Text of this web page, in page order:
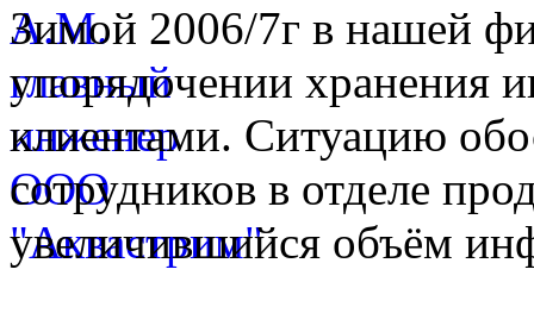
Зимой 2006/7г в нашей
упорядочении хранения
клиентами. Ситуацию
сотрудников в отделе
увеличившийся объём